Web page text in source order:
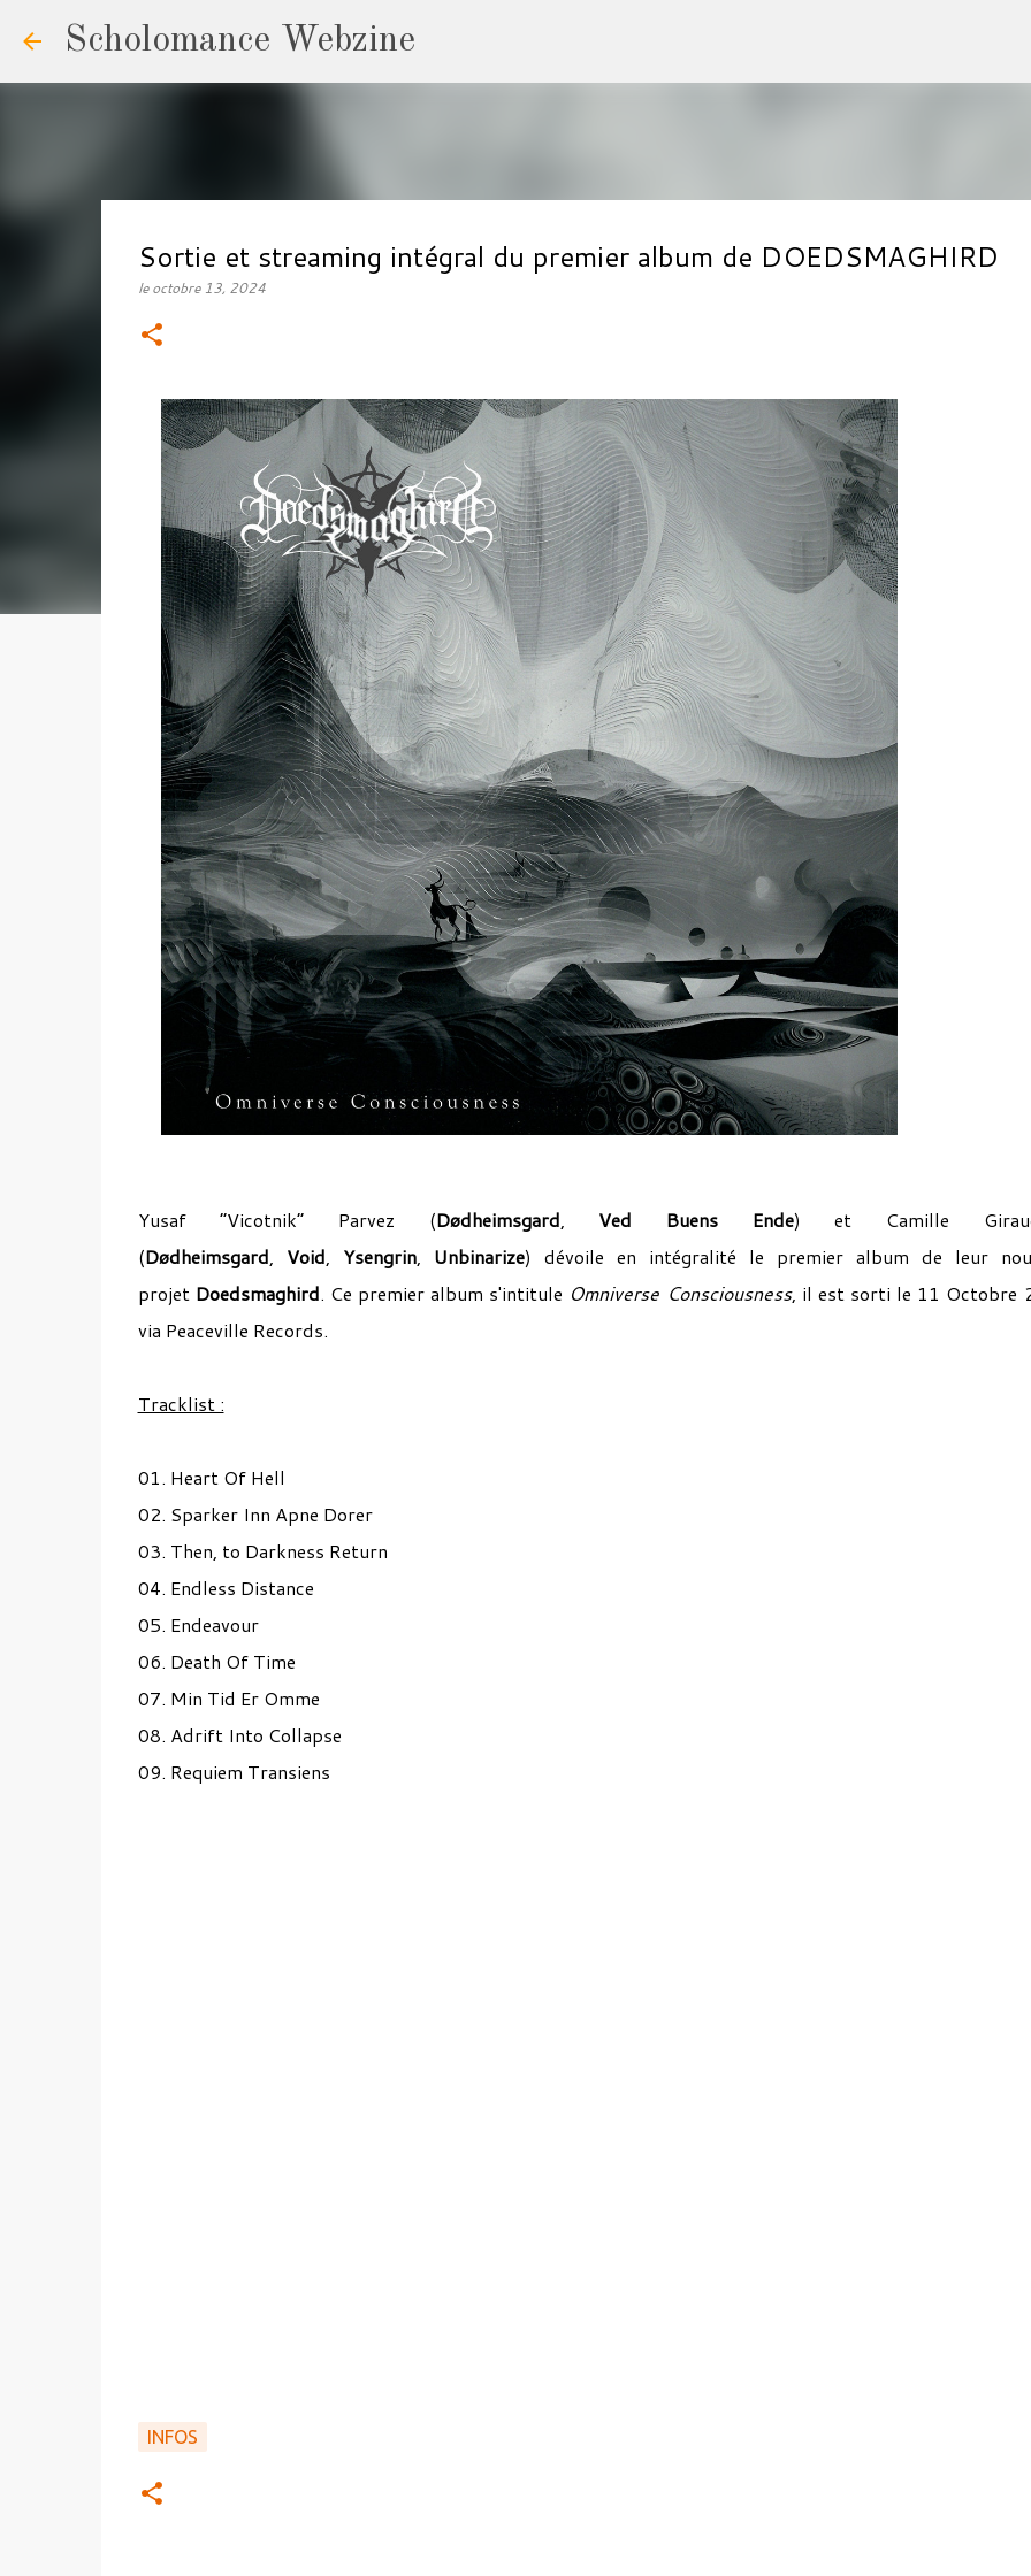
Scholomance Webzine
Sortie et streaming intégral du premier album de DOEDSMAGHIRD
leoctobre 13, 2024
Yusaf “Vicotnik” Parvez (Dødheimsgard, Ved Buens Ende) et Camille
(Dødheimsgard, Void, Ysengrin, Unbinarize) dévoile en intégralité le premier album de leur
projet Doedsmaghird. Ce premier album s'intitule Omniverse Consciousness, il est sorti le 11 Octobre
via Peaceville Records.
Tracklist :
01. Heart Of Hell
02. Sparker Inn Apne Dorer
03. Then, to Darkness Return
04. Endless Distance
05. Endeavour
06. Death Of Time
07. Min Tid Er Omme
08. Adrift Into Collapse
09. Requiem Transiens
INFOS